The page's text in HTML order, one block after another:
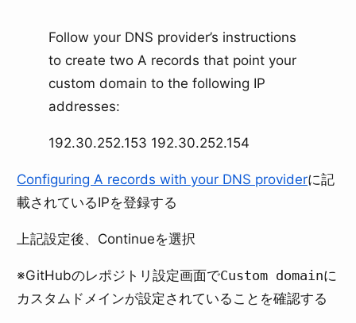
Follow your DNS provider’s instructions
to create two A records that point your
custom domain to the following IP
addresses:
192.30.252.153 192.30.252.154
Configuring A records with your DNS providerに記
載されているIPを登録する
上記設定後、Continueを選択
※GitHubのレポジトリ設定画面でCustom domainに
カスタムドメインが設定されていることを確認する